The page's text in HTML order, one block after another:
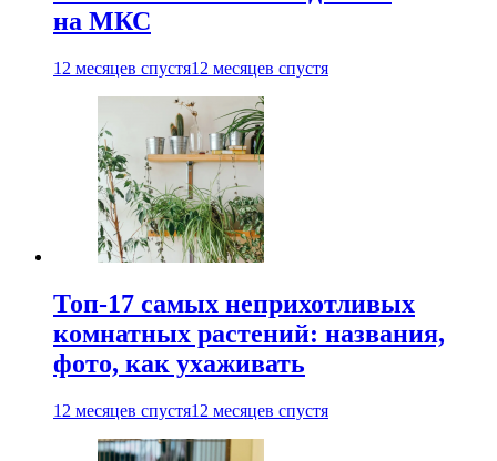
на МКС
12 месяцев спустя12 месяцев спустя
Топ-17 самых неприхотливых
комнатных растений: названия,
фото, как ухаживать
12 месяцев спустя12 месяцев спустя